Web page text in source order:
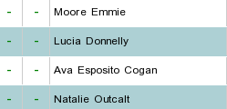
- -
Moore Emmie
- -
Lucia Donnelly
- -
Ava Esposito Cogan
- -
Natalie Outcalt